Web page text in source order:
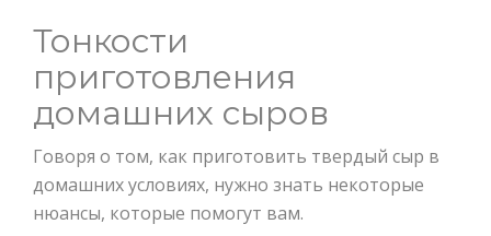
Тонкости
приготовления
домашних сыров
Говоря о том, как приготовить твердый сыр в
домашних условиях, нужно знать некоторые
нюансы, которые помогут вам.